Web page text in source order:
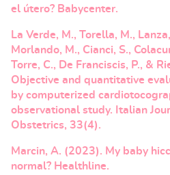
el útero? Babycenter.
La Verde, M., Torella, M.,
Morlando, M., Cianci, S.,
Torre, C., De Franciscis, P., &
Objective and quantitative
by computerized
observational study. Italian
Obstetrics, 33(4).
Marcin, A. (2023). My baby
normal? Healthline.